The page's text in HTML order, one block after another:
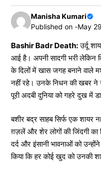
Manisha Kumari
Published on -May
Bashir Badr Death:उर्दू
आई है। अपनी सादगी भरी लेकिन
के दिलों में खास जगह बनाने वाले
नहीं रहे। उनके निधन की खबर ने
पूरी अदबी दुनिया को गहरे दुख में
बशीर बद्र साहब सिर्फ एक शायर
ग़ज़लें और शेर लोगों की जिंदगी का
दर्द और इंसानी भावनाओं को
किया कि हर कोई खुद को उनकी